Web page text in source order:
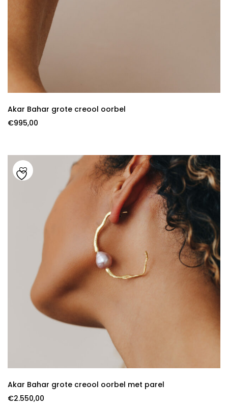
Akar Bahar grote creool oorbel
€995,00
Akar Bahar grote creool oorbel met parel
€2.550,00